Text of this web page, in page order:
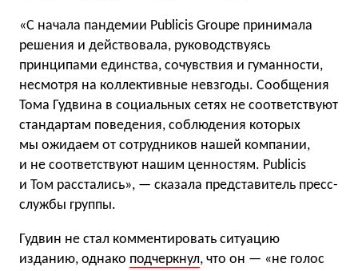
«С начала пандемии Publicis Groupe принимала
решения и действовала, руководствуясь
принципами единства, сочувствия и гуманности,
несмотря на коллективные невзгоды. Сообщения
Тома Гудвина в социальных сетях не соответствуют
стандартам поведения, соблюдения которых
мы ожидаем от сотрудников нашей компании,
и не соответствуют нашим ценностям. Publicis
и Том расстались», — сказала представитель пресс-
службы группы.
Гудвин не стал комментировать ситуацию
изданию, однако подчеркнул, что он — «не голос